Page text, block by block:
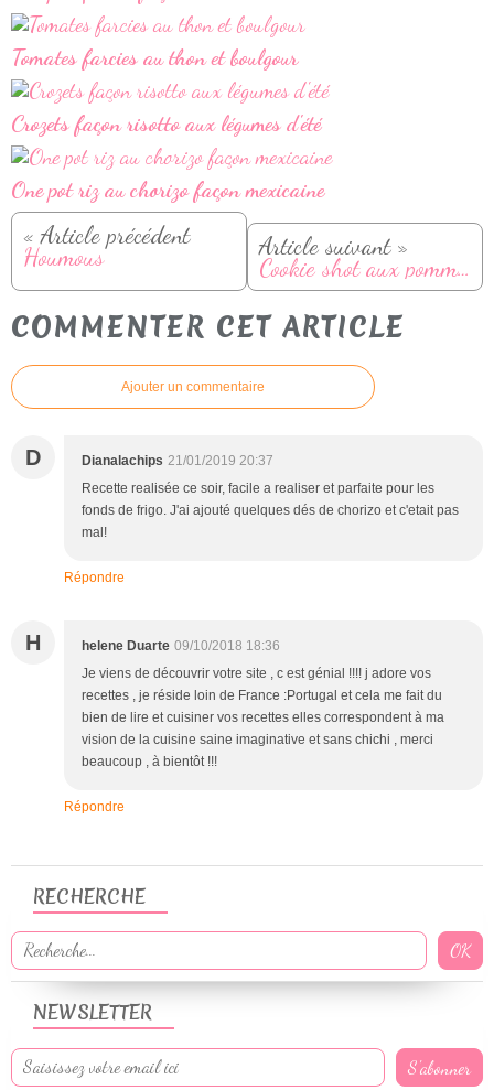
Tomates farcies au thon et boulgour
Crozets façon risotto aux légumes d'été
One pot riz au chorizo façon mexicaine
« Article précédent
Houmous Article suivant »
Cookie shot aux pommes caramélisées et chantilly spéculoos
COMMENTER CET ARTICLE
Ajouter un commentaire
D Dianalachips 21/01/2019 20:37
Recette realisée ce soir, facile a realiser et parfaite pour les
fonds de frigo. J'ai ajouté quelques dés de chorizo et c'etait pas
mal!
Répondre
H helene Duarte 09/10/2018 18:36
Je viens de découvrir votre site , c est génial !!!! j adore vos
recettes , je réside loin de France :Portugal et cela me fait du
bien de lire et cuisiner vos recettes elles correspondent à ma
vision de la cuisine saine imaginative et sans chichi , merci
beaucoup , à bientôt !!!
Répondre
NEWSLETTER
RECHERCHE